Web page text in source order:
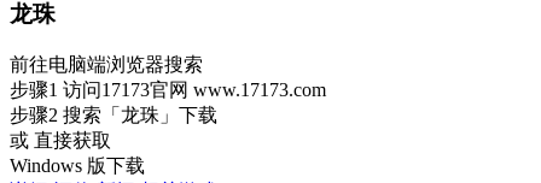
龙珠
前往电脑端浏览器搜索
步骤1 访问17173官网 www.17173.com
步骤2 搜索 「龙珠」 下载
或 直接获取
Windows 版下载